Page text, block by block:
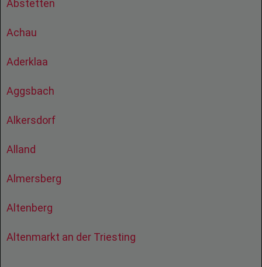
Abstetten
Achau
Aderklaa
Aggsbach
Alkersdorf
Alland
Almersberg
Altenberg
Altenmarkt an der Triesting